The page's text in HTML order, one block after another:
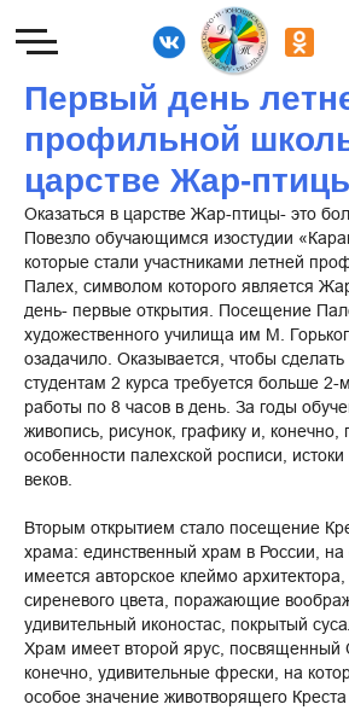
Первый день
профильной
царстве Жар-
Оказаться в царстве Жар-птицы- это
Повезло обучающимся изостудии
которые стали участниками летней
Палех, символом которого является
день- первые открытия. Посещение
художественного училища им М.
озадачило. Оказывается, чтобы
студентам 2 курса требуется больше 2-
работы по 8 часов в день. За годы
живопись, рисунок, графику и, конечно,
особенности палехской росписи,
веков.
Вторым открытием стало посещение
храма: единственный храм в России, на
имеется авторское клеймо
сиреневого цвета, поражающие
удивительный иконостас, покрытый
Храм имеет второй ярус, посвященный
конечно, удивительные фрески, на
особое значение животворящего Креста